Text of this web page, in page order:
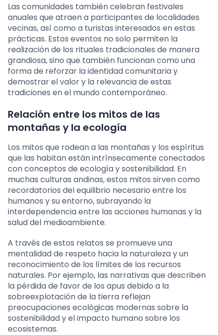
Las comunidades también celebran festivales
anuales que atraen a participantes de localidades
vecinas, así como a turistas interesados en estas
prácticas. Estos eventos no solo permiten la
realización de los rituales tradicionales de manera
grandiosa, sino que también funcionan como una
forma de reforzar la identidad comunitaria y
demostrar el valor y la relevancia de estas
tradiciones en el mundo contemporáneo.
Relación entre los mitos de las
montañas y la ecología
Los mitos que rodean a las montañas y los espíritus
que las habitan están intrínsecamente conectados
con conceptos de ecología y sostenibilidad. En
muchas culturas andinas, estos mitos sirven como
recordatorios del equilibrio necesario entre los
humanos y su entorno, subrayando la
interdependencia entre las acciones humanas y la
salud del medioambiente.
A través de estos relatos se promueve una
mentalidad de respeto hacia la naturaleza y un
reconocimiento de los límites de los recursos
naturales. Por ejemplo, las narrativas que describen
la pérdida de favor de los apus debido a la
sobreexplotación de la tierra reflejan
preocupaciones ecológicas modernas sobre la
sostenibilidad y el impacto humano sobre los
ecosistemas.